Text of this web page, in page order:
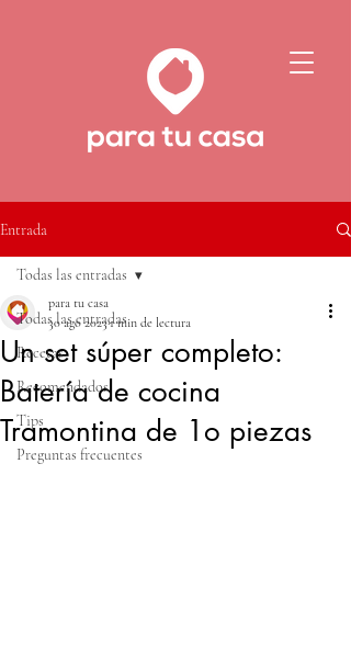
Entrada
Todas las entradas
Recetas
Recomendados
Tips
Preguntas frecuentes
Todas las entradas
Un set súper completo:
Batería de cocina
Tramontina de 1o piezas
para tu casa
30 ago 20231 min de lectura